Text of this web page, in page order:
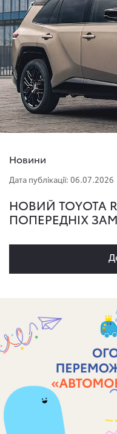
Новини
Дата публікації: 06.07.2026
НОВИЙ TOYOTA
ПОПЕРЕДНІХ